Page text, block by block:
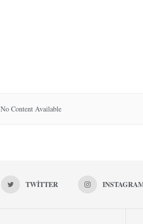
No Content Available
TWITTER